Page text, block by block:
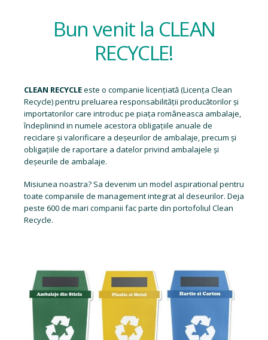
Bun venit la CLEAN
RECYCLE!
CLEAN RECYCLEeste o companie licențiată (Licența Clean
Recycle) pentru preluarea responsabilității producătorilor și
importatorilor care introduc pe piața româneasca ambalaje,
îndeplinind in numele acestora obligațiile anuale de
reciclare și valorificare a deșeurilor de ambalaje, precum și
obligațiile de raportare a datelor privind ambalajele și
deșeurile de ambalaje.
Misiunea noastra? Sa devenim un model aspirational pentru
toate companiile de management integrat al deseurilor. Deja
peste 600 de mari companii fac parte din portofoliul Clean
Recycle.